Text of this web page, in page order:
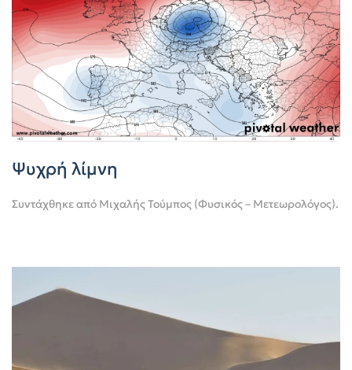
Ψυχρή λίμνη
Συντάχθηκε από Μιχαλής Τούμπος (Φυσικός – Μετεωρολόγος).